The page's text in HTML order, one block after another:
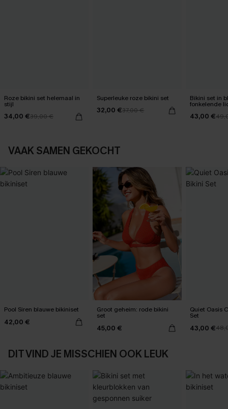
Roze bikini set helemaal in
stijl
34,00 €39,00 €
Superleuke roze bikini set
32,00 €37,00 €
Bikini set in
fonkelende
43,00 €
VAAK SAMEN GEKOCHT
Pool Siren blauwe bikiniset
42,00 €
Groot geheim: rode bikini
set
45,00 €
Quiet Oasis
Set
43,00 €
DIT VIND JE MISSCHIEN OOK LEUK